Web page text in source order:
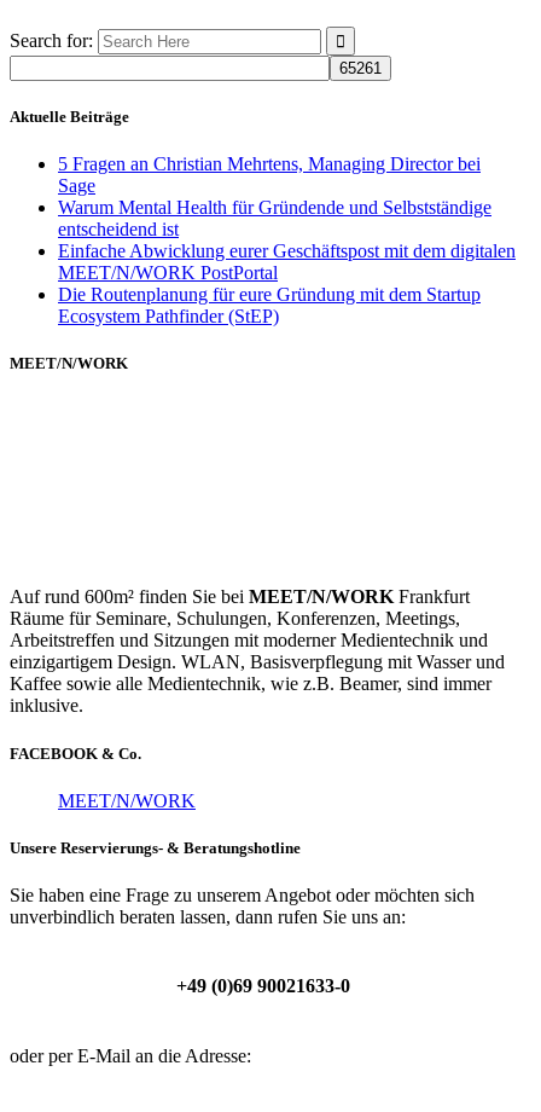
Search for:
Aktuelle Beiträge
5 Fragen an Christian Mehrtens, Managing Director bei
Sage
Warum Mental Health für Gründende und Selbstständige
entscheidend ist
Einfache Abwicklung eurer Geschäftspost mit dem digitalen
MEET/N/WORK PostPortal
Die Routenplanung für eure Gründung mit dem Startup
Ecosystem Pathfinder (StEP)
MEET/N/WORK
Auf rund 600m² finden Sie bei MEET/N/WORKFrankfurt
Räume für Seminare, Schulungen, Konferenzen, Meetings,
Arbeitstreffen und Sitzungen mit moderner Medientechnik und
einzigartigem Design. WLAN, Basisverpflegung mit Wasser und
Kaffee sowie alle Medientechnik, wie z.B. Beamer, sind immer
inklusive.
FACEBOOK & Co.
MEET/N/WORK
Unsere Reservierungs- & Beratungshotline
Sie haben eine Frage zu unserem Angebot oder möchten sich
unverbindlich beraten lassen, dann rufen Sie uns an:
+49 (0)69 90021633-0
oder per E-Mail an die Adresse: